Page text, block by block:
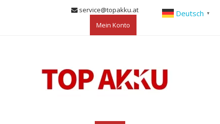
service@topakku.at
Mein Konto
Deutsch ▼